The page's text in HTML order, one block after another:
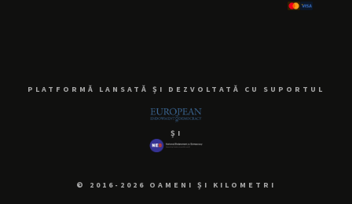
PLATFORMĂ LANSATĂ ȘI DEZVOLTATĂ CU SUPORTUL
ȘI
© 2016-2026 OAMENI ȘI KILOMETRI